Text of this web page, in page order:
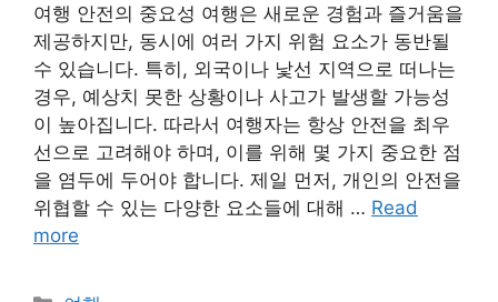
여행 안전의 중요성 여행은 새로운 경험과 즐거움을
제공하지만, 동시에 여러 가지 위험 요소가 동반될
수 있습니다. 특히, 외국이나 낯선 지역으로 떠나는
경우, 예상치 못한 상황이나 사고가 발생할 가능성
이 높아집니다. 따라서 여행자는 항상 안전을 최우
선으로 고려해야 하며, 이를 위해 몇 가지 중요한 점
을 염두에 두어야 합니다. 제일 먼저, 개인의 안전을
위협할 수 있는 다양한 요소들에 대해 … Read
more